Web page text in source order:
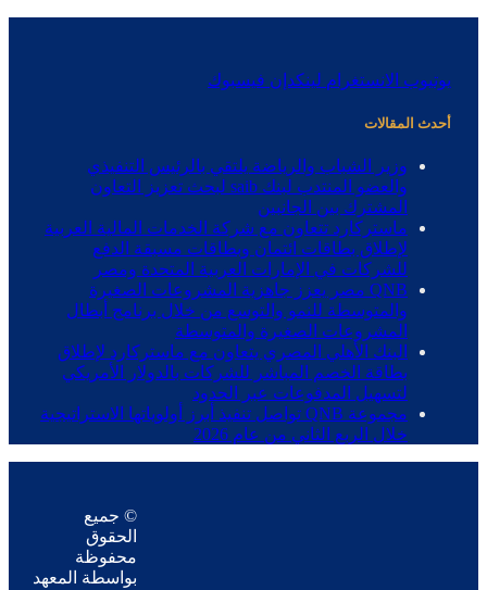
يوتيوب الانستغرام لينكدإن فيسبوك
أحدث المقالات
وزير الشباب والرياضة يلتقي بالرئيس التنفيذي
والعضو المنتدب لبنك saib لبحث تعزيز التعاون
المشترك بين الجانبين
ماستركارد تتعاون مع شركة الخدمات المالية العربية
لإطلاق بطاقات ائتمان وبطاقات مسبقة الدفع
للشركات في الإمارات العربية المتحدة ومصر
QNB مصر يعزز جاهزية المشروعات الصغيرة
والمتوسطة للنمو والتوسع من خلال برنامج أبطال
المشروعات الصغيرة والمتوسطة
البنك الأهلي المصري يتعاون مع ماستركارد لإطلاق
بطاقة الخصم المباشر للشركات بالدولار الأمريكي
لتسهيل المدفوعات عبر الحدود
مجموعة QNB تواصل تنفيذ أبرز أولوياتها الاستراتيجية
خلال الربع الثاني من عام 2026
© جميع
الحقوق
محفوظة
بواسطة المعهد